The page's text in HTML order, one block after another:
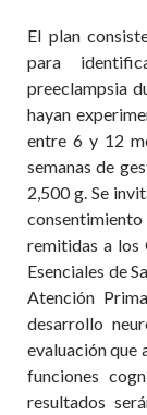
El plan
para
preeclampsia
hayan
entre 6 y 12
semanas de
2,500 g. Se
remitidas a los
Esenciales de
Atención
desarrollo
evaluación que
funciones
resultados